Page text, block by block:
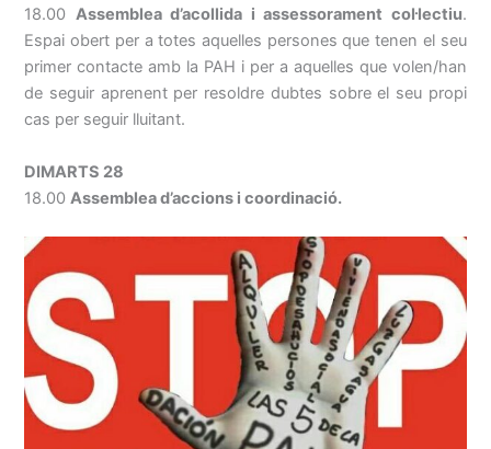
18.00 Assemblea d’acollida i assessorament col·lectiu.
Espai obert per a totes aquelles persones que tenen el seu
primer contacte amb la PAH i per a aquelles que volen/han
de seguir aprenent per resoldre dubtes sobre el seu propi
cas per seguir lluitant.
DIMARTS 28
18.00Assemblea d’accions i coordinació.